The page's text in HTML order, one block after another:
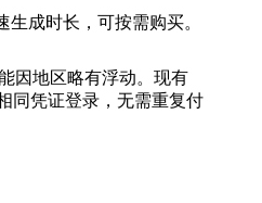
生成时长，可按需购买。
因地区略有浮动。现有
同凭证登录，无需重复付